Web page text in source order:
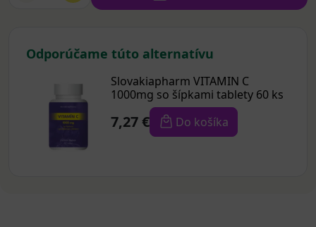
Odporúčame túto alternatívu
Slovakiapharm VITAMIN C
1000mg so šípkami tablety 60 ks
7,27 € Do košíka